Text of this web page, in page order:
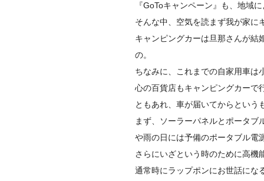
『GoToキャンペーン』も、 地域
そんな中、 空気を読まず我が家に
キャンピングカーは旦那さんが結
の。
ちなみに、
これまでの自家用車は
心の百貨店もキャンピングカーで
ともあれ、車が届いてからという
まず、ソーラーパネルとポータブ
や雨の日には予備のポータブル電
さらにいざという時のために高機
通常時にラップポンにお世話にな